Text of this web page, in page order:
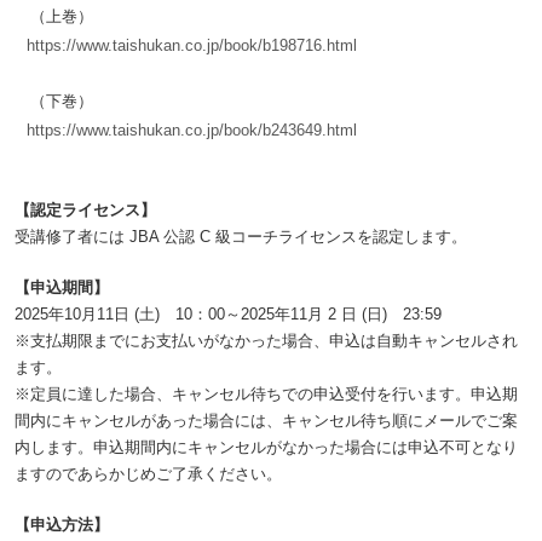
（上巻）
https://www.taishukan.co.jp/book/b198716.html
（下巻）
https://www.taishukan.co.jp/book/b243649.html
【認定ライセンス】
受講修了者には JBA 公認 C 級コーチライセンスを認定します。
【申込期間】
2025年10月11日 (土) 10：00～2025年11月 2 日 (日) 23:59
※支払期限までにお支払いがなかった場合、申込は自動キャンセルされ
ます。
※定員に達した場合、キャンセル待ちでの申込受付を行います。申込期
間内にキャンセルがあった場合には、キャンセル待ち順にメールでご案
内します。申込期間内にキャンセルがなかった場合には申込不可となり
ますのであらかじめご了承ください。
【申込方法】